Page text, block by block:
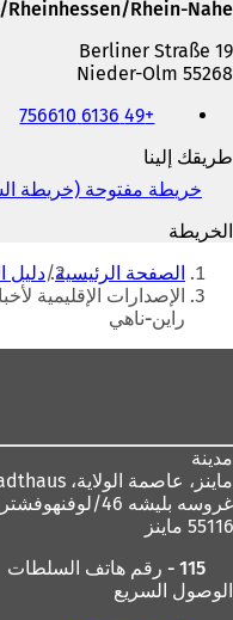
Rhein-Nahe
Berliner Straße 19
55268 Nieder-Olm
والفاكس
البريد
الإلكتروني
+49 6136 756610
طريقك إلينا
خريطة مفتوحة (خريطة
الخريطة
أنت
هنا
الصفحة الرئيسية دليل
الإصدارات الإقليمية
راين-ناهي
مدينة
ماينز، عاصمة الولاية،
غروسه بليشه 46/لوفنهوفشتراسه 1،
55116 ماينز
115 - رقم هاتف السلطات
الوصول السريع